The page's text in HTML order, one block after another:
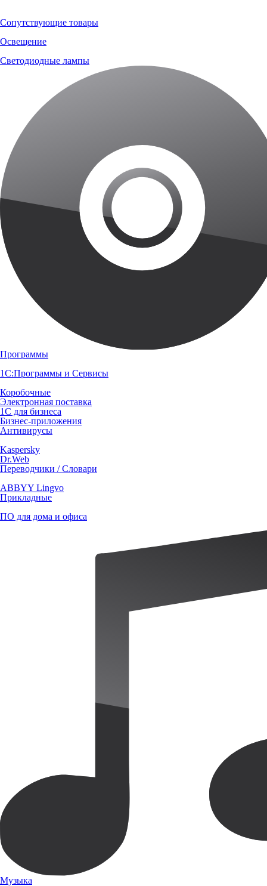
Сопутствующие товары
Освещение
Светодиодные лампы
Программы
1С:Программы и Сервисы
Коробочные
Электронная поставка
1С для бизнеса
Бизнес-приложения
Антивирусы
Kaspersky
Dr.Web
Переводчики / Словари
ABBYY Lingvo
Прикладные
ПО для дома и офиса
Музыка